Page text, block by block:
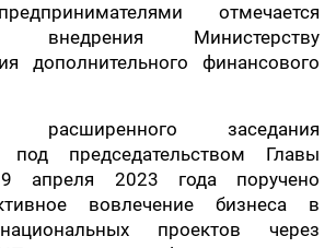
отмечается
внедрения Министерству
дополнительного финансового
заседания
под председательством Главы
апреля 2023 года поручено
вовлечение бизнеса в
проектов через